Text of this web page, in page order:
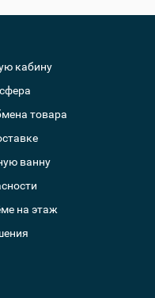
кабину
товара
ванну
на этаж